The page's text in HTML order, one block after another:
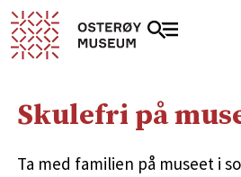
Skulefri på
Ta med familien på museet i